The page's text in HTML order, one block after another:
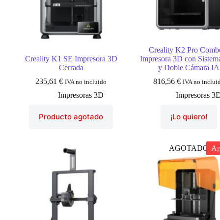
Creality K1 SE Impresora 3D
Cerrada
235,61€ IVA no incluido
Impresoras 3D
Producto agotado
Creality K2 Pro
Impresora 3D con
y Doble Cámara IA
816,56€ IVA no
Impresoras
¡Lo quiero!
AGOTADO